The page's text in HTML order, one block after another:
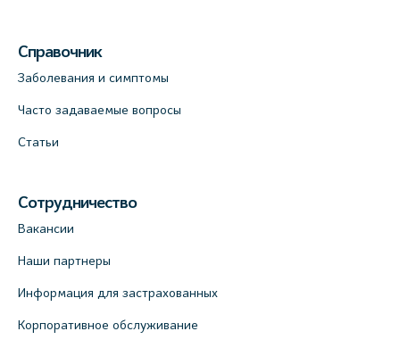
Справочник
Заболевания и симптомы
Часто задаваемые вопросы
Статьи
Сотрудничество
Вакансии
Наши партнеры
Информация для застрахованных
Корпоративное обслуживание